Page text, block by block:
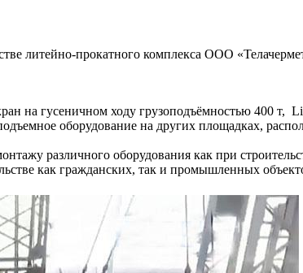
литейно-прокатного комплекса ООО
на гусеничном ходу грузоподъёмностью 400 т,
оборудование на других площадках,
различного оборудования как при
как гражданских, так и промышленных